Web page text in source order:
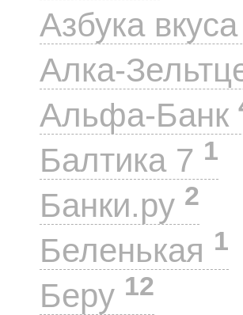
Азбука вкуса
Алка-
Альфа-Банк
Балтика 7 1
Банки.ру 2
Беленькая 1
Беру 12